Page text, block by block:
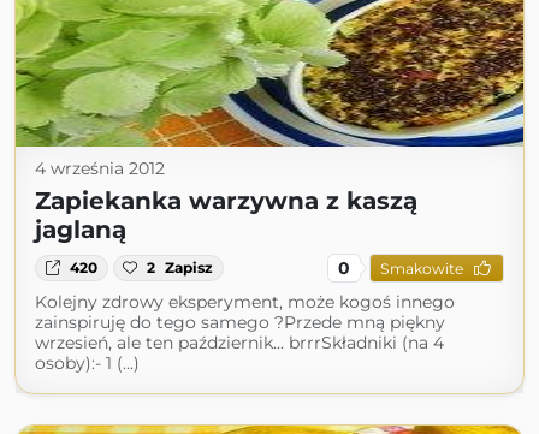
4 września 2012
Zapiekanka warzywna z kaszą
jaglaną
420 2 Zapisz 0 Smakowite
Kolejny zdrowy eksperyment, może kogoś innego
zainspiruję do tego samego ?Przede mną piękny
wrzesień, ale ten październik... brrrSkładniki (na 4
osoby):- 1 (...)